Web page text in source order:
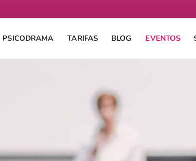
PSICODRAMA TARIFAS BLOG EVENTOS